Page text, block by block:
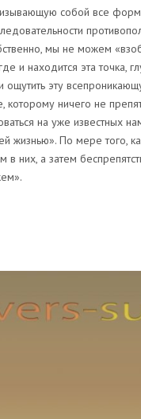
собой все
мы не можем
и находится эта точка,
эту
ничего не
на уже известных
жизнью». По мере того,
них, а затем